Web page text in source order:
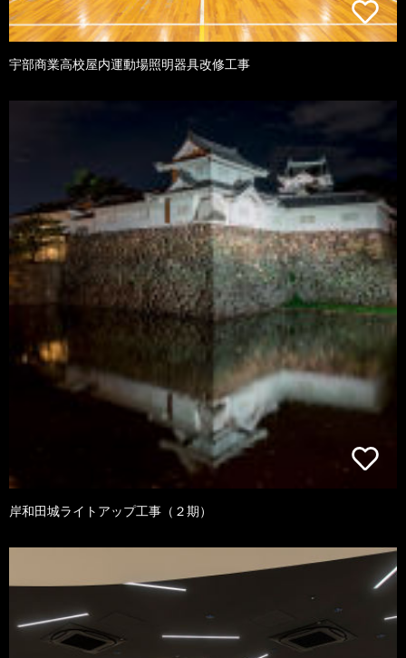
宇部商業高校屋内運動場照明器具改修工事
岸和田城ライトアップ工事（２期）